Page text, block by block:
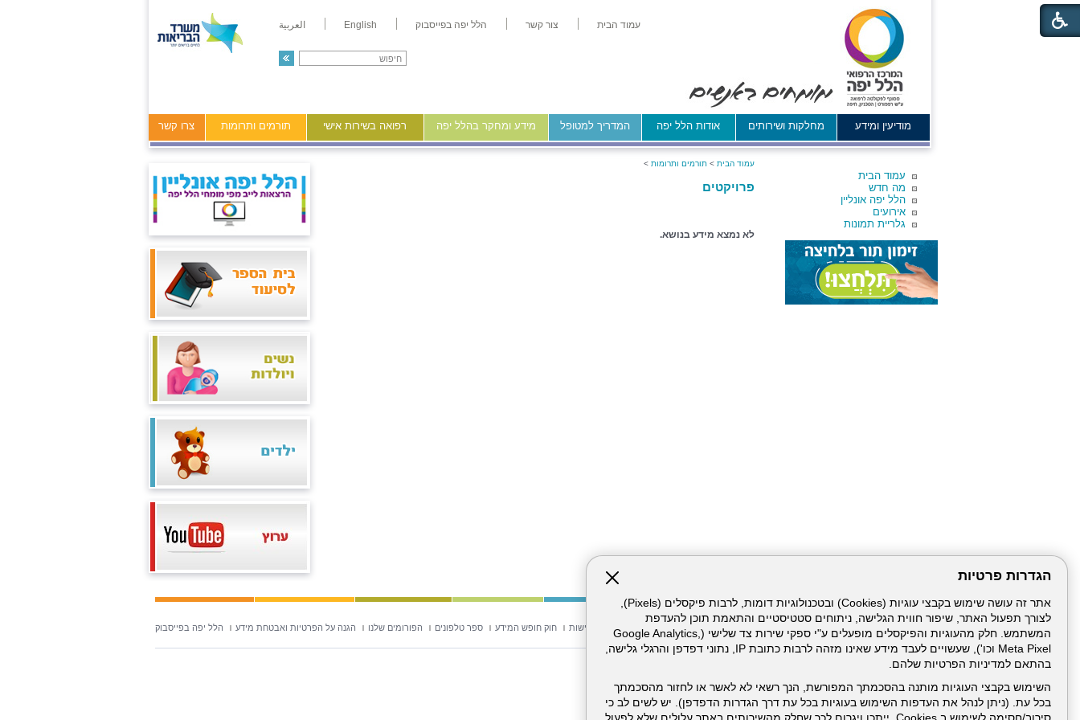
הגדרות פרטיות
אתר זה עושה שימוש בקבצי עוגיות (Cookies) ובטכנולוגיות דומות, לרבות פיקסלים (Pixels),
לצורך תפעול האתר, שיפור חווית הגלישה, ניתוחים סטטיסטיים והתאמת תוכן להעדפת
המשתמש. חלק מהעוגיות והפיקסלים מופעלים ע"י ספקי שירות צד שלישי (Google Analytics,
Meta Pixel וכו'), שעשויים לעבד מידע שאינו מזהה לרבות כתובת IP, נתוני דפדפן והרגלי גלישה,
בהתאם למדיניות הפרטיות שלהם.
השימוש בקבצי העוגיות מותנה בהסכמתך המפורשת, הנך רשאי לא לאשר או לחזור מהסכמתך
בכל עת. (ניתן לנהל את העדפות השימוש בעוגיות בכל עת דרך הגדרות הדפדפן). יש לשים לב כי
עמוד הבית צור קשר הלל יפה בפייסבוק English العربية
מודיעין ומידע מחלקות ושירותים אודות הלל יפה המדריך למטופל מידע ומחקר בהלל יפה רפואה בשירות אישי תורמים ותרומות צרו קשר
עמוד הבית
מה חדש
הלל יפה אונליין
אירועים
גלריית תמונות
עמוד הבית > תורמים ותרומות >
פרויקטים
לא נמצא מידע בנושא.
תנאי שימוש באתר מפת אתר הצהרת נגישות חוק חופש המידע ספר טלפונים הפורומים שלנו הגנה על הפרטיות ואבטחת מידע הלל יפה בפייסבוק
ניהול תכנים: